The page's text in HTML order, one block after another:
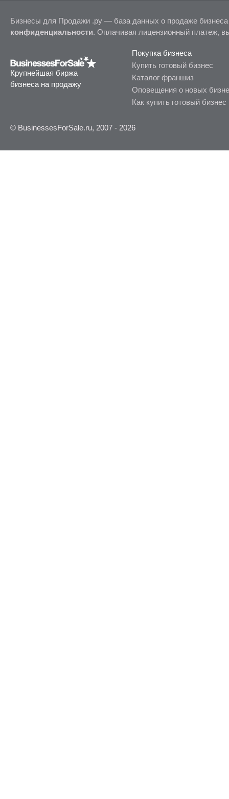
Бизнесы для Продажи .ру — база данных о продаже
конфиденциальности. Оплачивая лицензионный платеж,
Крупнейшая биржа
бизнеса на продажу
Покупка бизнеса
Купить готовый бизнес
Каталог франшиз
Оповещения о новых
Как купить готовый бизнес
© BusinessesForSale.ru, 2007 - 2026